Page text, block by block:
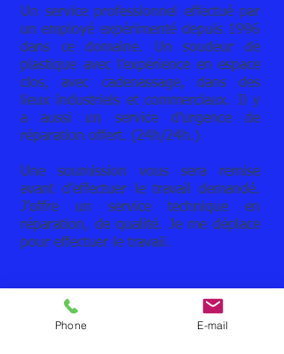
Un service professionnel effectué par
un employé expérimenté depuis 1996
dans ce domaine. Un soudeur de
plastique avec l’expérience en espace
clos, avec cadenassage, dans des
lieux industriels et commerciaux. Il y
a aussi un service d’urgence de
réparation offert. (24h/24h.)
Une soumission vous sera remise
avant d’effectuer le travail demandé.
J’offre un service technique en
réparation, de qualité. Je me déplace
pour effectuer le travail.
Au plaisir de vous rencontrer.
Stéphane Gauthier
Phone E-mail